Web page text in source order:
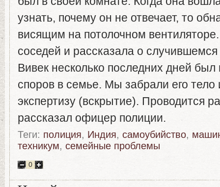
узнать, почему он не отвечает, то
висящим на потолочном
соседей и рассказала о
Вивек несколько последних дней был
споров в семье. Мы забрали его тело
экспертизу (вскрытие). Проводится
рассказал офицер полиции.
Теги: полиция, Индия, самоубийство,
техникум, семейные проблемы
0